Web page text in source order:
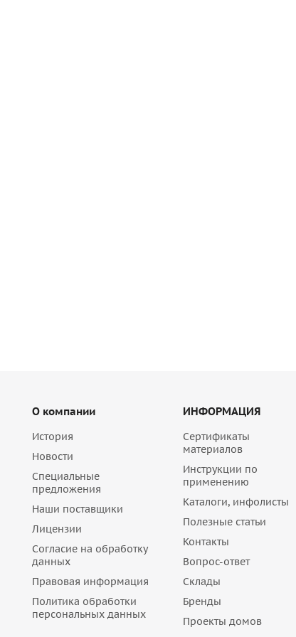
О компании
История
Новости
Специальные
предложения
Наши поставщики
Лицензии
Согласие на обработку
данных
Правовая информация
Политика обработки
персональных данных
ИНФОРМАЦИЯ
Сертификаты
материалов
Инструкции по
применению
Каталоги, инфолисты
Полезные статьи
Контакты
Вопрос-ответ
Склады
Бренды
Проекты домов